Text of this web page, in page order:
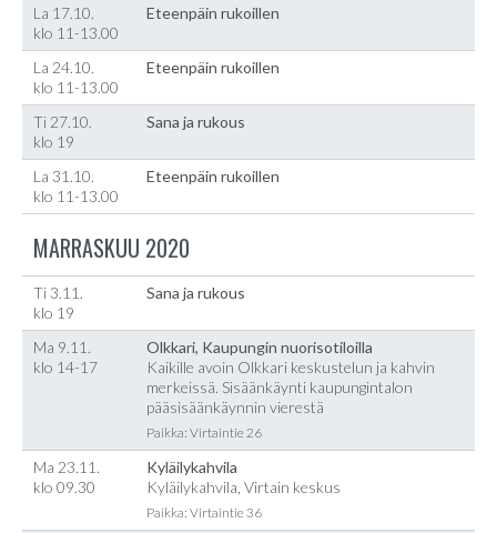
La 17.10.
klo 11-13.00
Eteenpäin rukoillen
La 24.10.
klo 11-13.00
Eteenpäin rukoillen
Ti 27.10.
klo 19
Sana ja rukous
La 31.10.
klo 11-13.00
Eteenpäin rukoillen
MARRASKUU 2020
Ti 3.11.
klo 19
Sana ja rukous
Ma 9.11.
klo 14-17
Olkkari, Kaupungin nuorisotiloilla
Kaikille avoin Olkkari keskustelun ja kahvin
merkeissä. Sisäänkäynti kaupungintalon
pääsisäänkäynnin vierestä
Paikka: Virtaintie 26
Ma 23.11.
klo 09.30
Kyläilykahvila
Kyläilykahvila, Virtain keskus
Paikka: Virtaintie 36